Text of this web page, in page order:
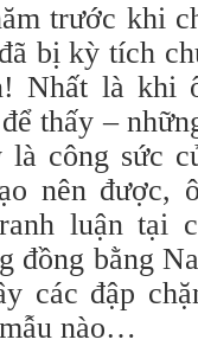
trước khi
bị kỳ tích
Nhất là khi
thấy –
công sức
nên được,
luận tại
đồng bằng
các đập
nào…